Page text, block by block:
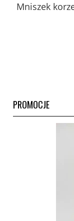
Mniszek
PROMOCJE